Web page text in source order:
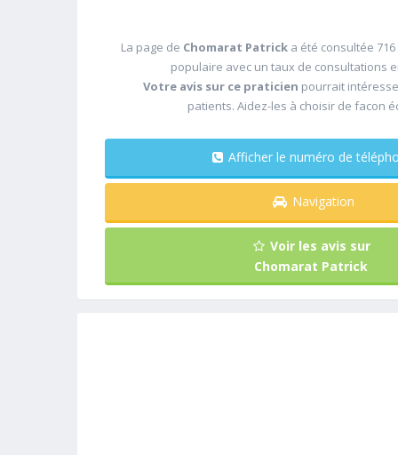
La page de Chomarat Patrick a été consultée
populaire avec un taux de consultations
Votre avis sur ce praticien pourrait
patients. Aidez-les à choisir de facon
Afficher le numéro de
Navigation
Voir les avis sur
Chomarat Patrick